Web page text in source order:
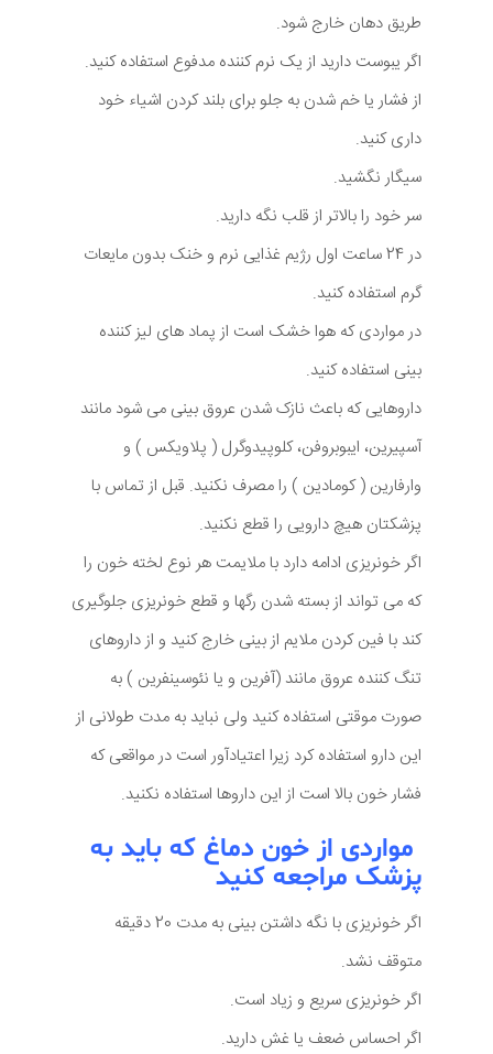
طریق دهان خارج شود.
اگر یبوست دارید از یک نرم کننده مدفوع استفاده کنید.
از فشار یا خم شدن به جلو برای بلند کردن اشیاء خود
داری کنید.
سیگار نگشید.
سر خود را بالاتر از قلب نگه دارید.
در 24 ساعت اول رژیم غذایی نرم و خنک بدون مایعات
گرم استفاده کنید.
در مواردی که هوا خشک است از پماد های لیز کننده
بینی استفاده کنید.
داروهایی که باعث نازک شدن عروق بینی می شود مانند
آسپیرین، ایبوبروفن، کلوپیدوگرل ( پلاویکس ) و
وارفارین ( کومادین ) را مصرف نکنید. قبل از تماس با
پزشکتان هیچ دارویی را قطع نکنید.
اگر خونریزی ادامه دارد با ملایمت هر نوع لخته خون را
که می تواند از بسته شدن رگها و قطع خونریزی جلوگیری
کند با فین کردن ملایم از بینی خارج کنید و از داروهای
تنگ کننده عروق مانند (آفرین و یا نئوسینفرین ) به
صورت موقتی استفاده کنید ولی نباید به مدت طولانی از
این دارو استفاده کرد زیرا اعتیادآور است در مواقعی که
فشار خون بالا است از این داروها استفاده نکنید.
مواردی از خون دماغ که باید به
پزشک مراجعه کنید
اگر خونریزی با نگه داشتن بینی به مدت 20 دقیقه
متوقف نشد.
اگر خونریزی سریع و زیاد است.
اگر احساس ضعف یا غش دارید.